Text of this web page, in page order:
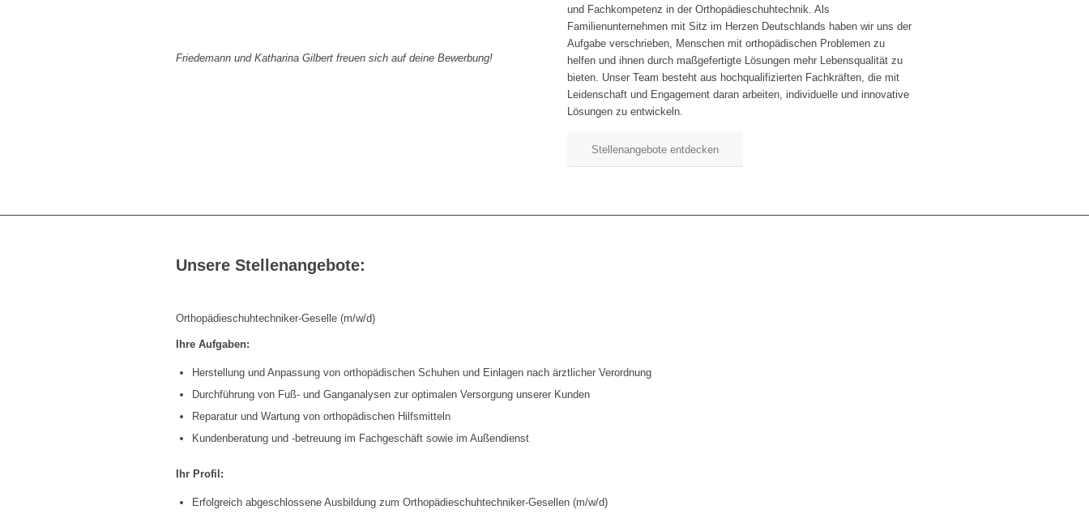
Friedemann und Katharina Gilbert freuen sich auf deine Bewerbung!
und Fachkompetenz in der Orthopädieschuhtechnik. Als
Familienunternehmen mit Sitz im Herzen Deutschlands haben wir uns der
Aufgabe verschrieben, Menschen mit orthopädischen Problemen zu
helfen und ihnen durch maßgefertigte Lösungen mehr Lebensqualität zu
bieten. Unser Team besteht aus hochqualifizierten Fachkräften, die mit
Leidenschaft und Engagement daran arbeiten, individuelle und innovative
Lösungen zu entwickeln.
Stellenangebote entdecken
Unsere Stellenangebote:
Orthopädieschuhtechniker-Geselle (m/w/d)
Ihre Aufgaben:
Herstellung und Anpassung von orthopädischen Schuhen und Einlagen nach ärztlicher Verordnung
Durchführung von Fuß- und Ganganalysen zur optimalen Versorgung unserer Kunden
Reparatur und Wartung von orthopädischen Hilfsmitteln
Kundenberatung und -betreuung im Fachgeschäft sowie im Außendienst
Ihr Profil:
Erfolgreich abgeschlossene Ausbildung zum Orthopädieschuhtechniker-Gesellen (m/w/d)